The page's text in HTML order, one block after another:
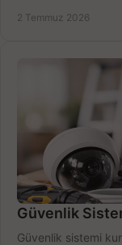
2 Temmuz 2026
Güvenlik
Güvenlik sistemi